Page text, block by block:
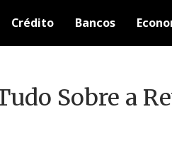
Crédito Bancos
Sobre a